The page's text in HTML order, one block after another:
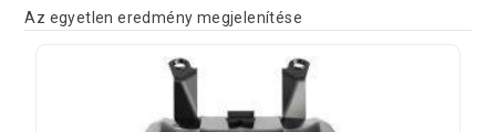
Az egyetlen eredmény megjelenítése